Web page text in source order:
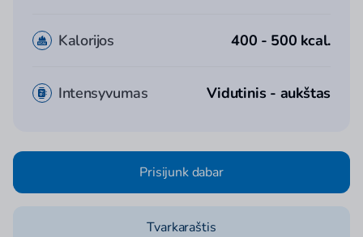
Prisijunk dabar
Tvarkaraštis
Kalorijos 400 - 500 kcal.
Intensyvumas Vidutinis - aukštas